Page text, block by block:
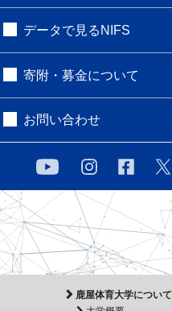
データで見るNIFS
寄附・募金について
お問い合わせ
鹿屋体育大学について